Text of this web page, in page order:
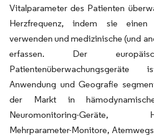
Vitalparameter des Patienten
Herzfrequenz, indem sie einen
verwenden und medizinische (und
erfassen. Der
Anwendung und Geografie
der Markt in hämodynamische
Neuromonitoring-Geräte,
Mehrparameter-Monitore,